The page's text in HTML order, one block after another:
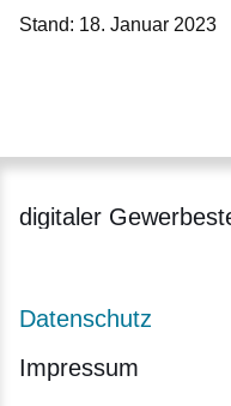
Stand: 18. Januar 2023
digitaler
Datenschutz
Impressum